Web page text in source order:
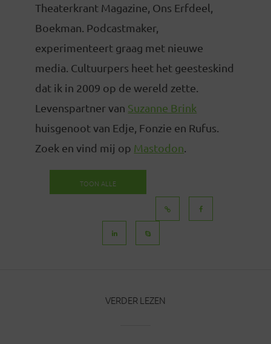
Theaterkrant Magazine, Ons Erfdeel,
Boekman. Podcastmaker,
experimenteert graag met nieuwe
media. Cultuurpers heet het geesteskind
dat ik in 2009 op de wereld zette.
Levenspartner van Suzanne Brink
huisgenoot van Edje, Fonzie en Rufus.
Zoek en vind mij op Mastodon
TOON ALLE
VERDER LEZEN